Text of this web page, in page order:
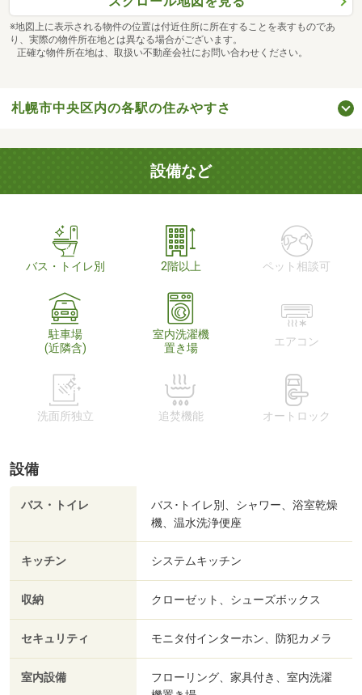
※地図上に表示される物件の位置は付近住所に所在することを表すものであ
り、実際の物件所在地とは異なる場合がございます。
正確な物件所在地は、取扱い不動産会社にお問い合わせください。
札幌市中央区内の各駅の住みやすさ
設備など
バス・トイレ別 2階以上 ペット相談可
駐車場
(近隣含)
室内洗濯機
置き場
エアコン
洗面所独立 追焚機能 オートロック
設備
バス・トイレ
バス･トイレ別、シャワー、浴室乾燥
機、温水洗浄便座
キッチン システムキッチン
収納 クローゼット、シューズボックス
セキュリティ モニタ付インターホン、防犯カメラ
室内設備
フローリング、家具付き、室内洗濯